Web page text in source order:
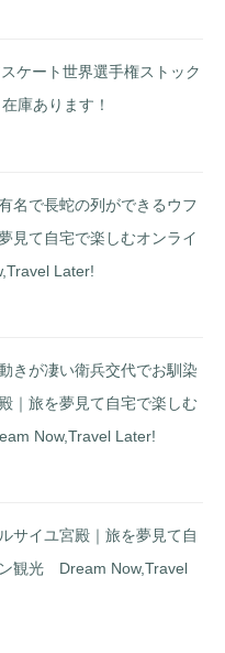
ケート世界選手権ストック
庫あります！
名で長蛇の列ができるウフ
見て自宅で楽しむオンライ
Later!
きが凄い衛兵交代でお馴染
｜旅を夢見て自宅で楽しむ
Now,Travel Later!
サイユ宮殿｜旅を夢見て自
観光 Dream Now,Travel